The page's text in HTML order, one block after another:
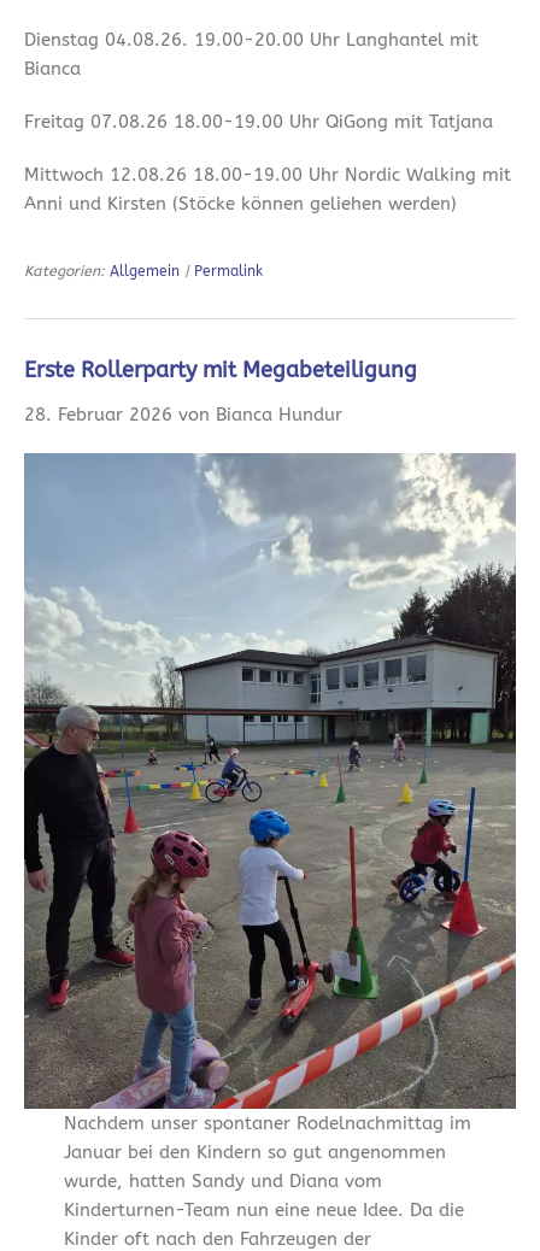
Dienstag 04.08.26. 19.00-20.00 Uhr Langhantel mit
Bianca
Freitag 07.08.26 18.00-19.00 Uhr QiGong mit Tatjana
Mittwoch 12.08.26 18.00-19.00 Uhr Nordic Walking mit
Anni und Kirsten (Stöcke können geliehen werden)
Kategorien: Allgemein | Permalink
Erste Rollerparty mit Megabeteiligung
28. Februar 2026 von Bianca Hundur
Nachdem unser spontaner Rodelnachmittag im
Januar bei den Kindern so gut angenommen
wurde, hatten Sandy und Diana vom
Kinderturnen-Team nun eine neue Idee. Da die
Kinder oft nach den Fahrzeugen der